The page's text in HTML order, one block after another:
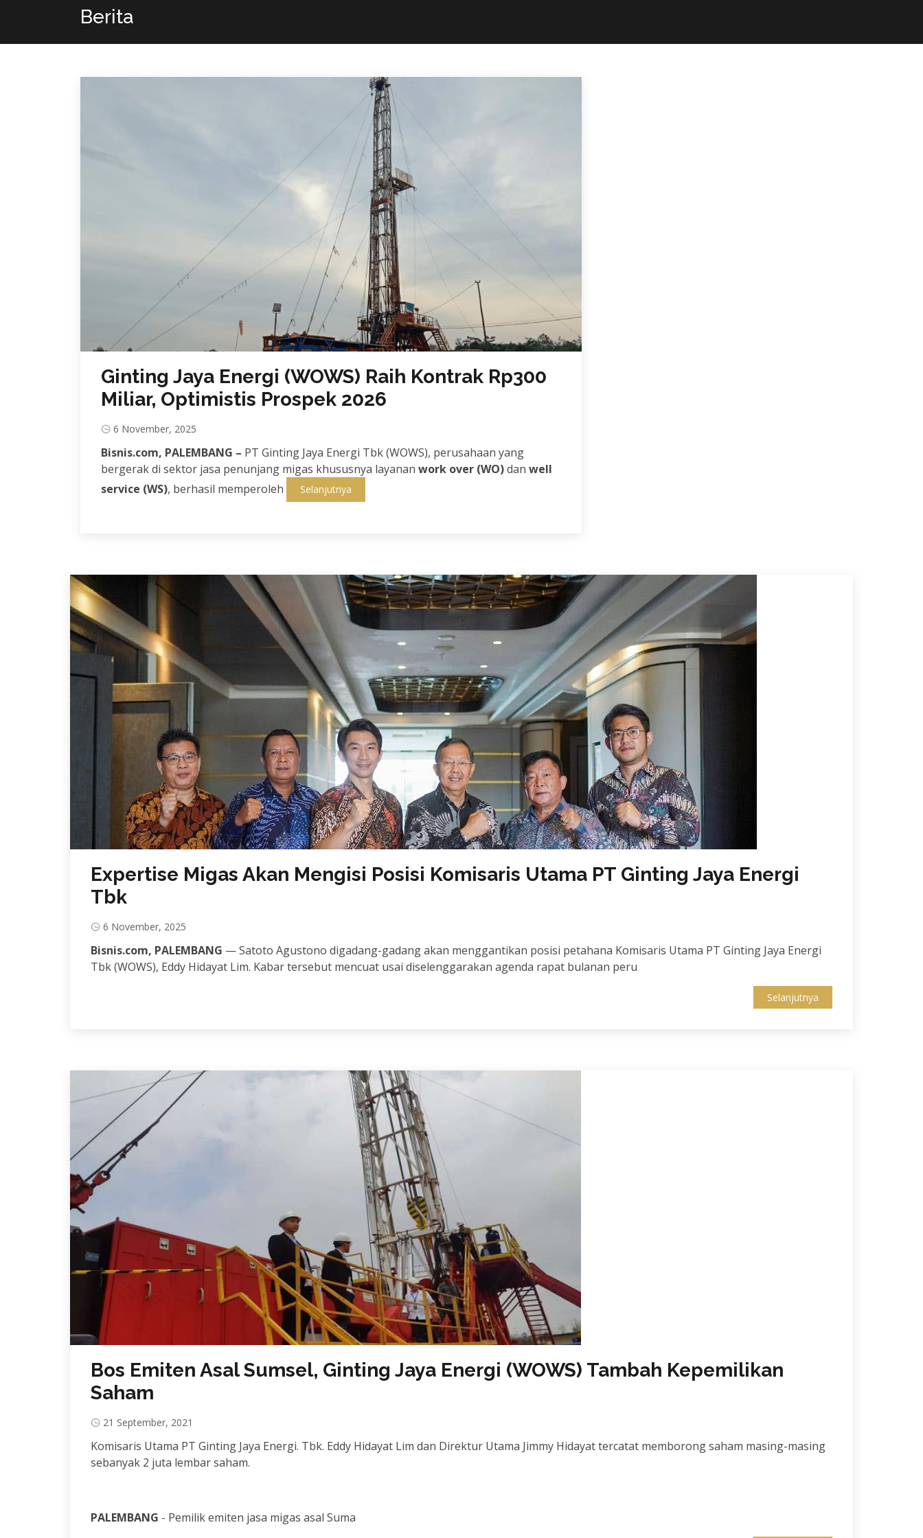
Berita
Ginting Jaya Energi (WOWS) Raih Kontrak Rp300
Miliar, Optimistis Prospek 2026
6 November, 2025
Bisnis.com, PALEMBANG – PT Ginting Jaya Energi Tbk (WOWS), perusahaan yang
bergerak di sektor jasa penunjang migas khususnya layanan work over (WO)dan well
service (WS), berhasil memperoleh Selanjutnya
Expertise Migas Akan Mengisi Posisi Komisaris Utama PT Ginting Jaya Energi
Tbk
6 November, 2025
Bisnis.com, PALEMBANG — Satoto Agustono digadang-gadang akan menggantikan posisi petahana Komisaris Utama PT Ginting Jaya Energi
Tbk (WOWS), Eddy Hidayat Lim. Kabar tersebut mencuat usai diselenggarakan agenda rapat bulanan peru
Selanjutnya
Bos Emiten Asal Sumsel, Ginting Jaya Energi (WOWS) Tambah Kepemilikan
Saham
21 September, 2021
Komisaris Utama PT Ginting Jaya Energi. Tbk. Eddy Hidayat Lim dan Direktur Utama Jimmy Hidayat tercatat memborong saham masing-masing
sebanyak 2 juta lembar saham.
PALEMBANG - Pemilik emiten jasa migas asal Suma